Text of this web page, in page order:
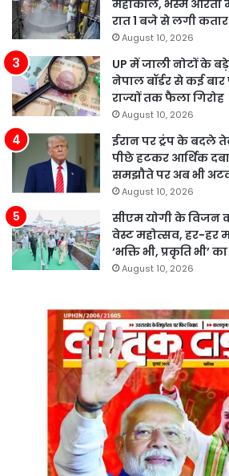
महाकाल, भस्म आरती
रात 1 बजे से लगी कतार
August 10, 2026
UP में जाली नोटों के
नेपाल बॉर्डर से कई
राज्यों तक फैला गिरोह
August 10, 2026
ईरान पर ट्रंप के बदले
पीछे हटकर आर्थिक
समझौते पर अब भी
August 10, 2026
सीएम योगी के विजन
वेस्ट महोत्सव, हर-हर
‘भक्ति भी, प्रकृति भी’
August 10, 2026